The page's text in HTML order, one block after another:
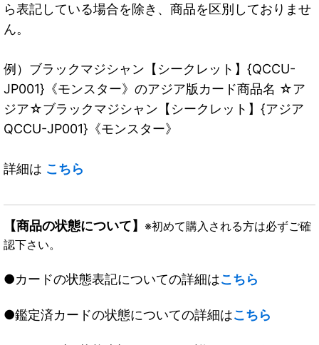
ら表記している場合を除き、商品を区別しておりませ
ん。
例）ブラックマジシャン【シークレット】{QCCU-
JP001}《モンスター》のアジア版カード商品名 ☆ア
ジア☆ブラックマジシャン【シークレット】{アジア
QCCU-JP001}《モンスター》
詳細は こちら
【商品の状態について】 ※初めて購入される方は必ずご確
認下さい。
●カードの状態表記についての詳細はこちら
●鑑定済カードの状態についての詳細はこちら